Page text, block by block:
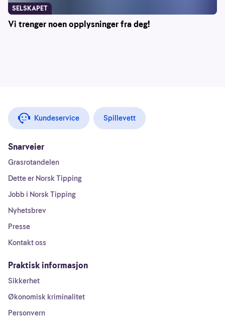
Vi trenger noen opplysninger fra deg!
SELSKAPET
Kundeservice Spillevett
Snarveier
Grasrotandelen
Dette er Norsk Tipping
Jobb i Norsk Tipping
Nyhetsbrev
Presse
Kontakt oss
Praktisk informasjon
Sikkerhet
Økonomisk kriminalitet
Personvern